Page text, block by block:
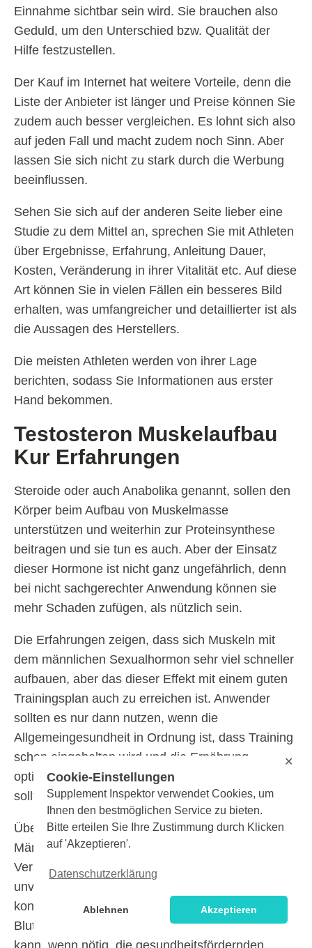
Cookie-Einstellungen
Supplement Inspektor verwendet Cookies, um
Ihnen den bestmöglichen Service zu bieten.
Bitte erteilen Sie Ihre Zustimmung durch Klicken
auf 'Akzeptieren'.
Datenschutzerklärung
Ablehnen Akzeptieren
✕
Einnahme sichtbar sein wird. Sie brauchen also
Geduld, um den Unterschied bzw. Qualität der
Hilfe festzustellen.
Der Kauf im Internet hat weitere Vorteile, denn die
Liste der Anbieter ist länger und Preise können Sie
zudem auch besser vergleichen. Es lohnt sich also
auf jeden Fall und macht zudem noch Sinn. Aber
lassen Sie sich nicht zu stark durch die Werbung
beeinflussen.
Sehen Sie sich auf der anderen Seite lieber eine
Studie zu dem Mittel an, sprechen Sie mit Athleten
über Ergebnisse, Erfahrung, Anleitung Dauer,
Kosten, Veränderung in ihrer Vitalität etc. Auf diese
Art können Sie in vielen Fällen ein besseres Bild
erhalten, was umfangreicher und detaillierter ist als
die Aussagen des Herstellers.
Die meisten Athleten werden von ihrer Lage
berichten, sodass Sie Informationen aus erster
Hand bekommen.
Testosteron Muskelaufbau
Kur Erfahrungen
Steroide oder auch Anabolika genannt, sollen den
Körper beim Aufbau von Muskelmasse
unterstützen und weiterhin zur Proteinsynthese
beitragen und sie tun es auch. Aber der Einsatz
dieser Hormone ist nicht ganz ungefährlich, denn
bei nicht sachgerechter Anwendung können sie
mehr Schaden zufügen, als nützlich sein.
Die Erfahrungen zeigen, dass sich Muskeln mit
dem männlichen Sexualhormon sehr viel schneller
aufbauen, aber das dieser Effekt mit einem guten
Trainingsplan auch zu erreichen ist. Anwender
sollten es nur dann nutzen, wenn die
Allgemeingesundheit in Ordnung ist, dass Training
schon eingehalten wird und die Ernährung
optimiert wurde. Auch die Dosierung ist wichtig und
sollte keinesfalls leichtfertig überschritten werden.
Über andere Erfahrungswerte verfügen viele
Männer über 45 Lebensjahre. Sobald diese
Veränderungen bei sich feststellen, sollten sie
unverzüglich einen Arzt ihres Vertrauens
konsultieren.
Dieser prüft durch
Blutuntersuchungen den Testosteronspiegel und